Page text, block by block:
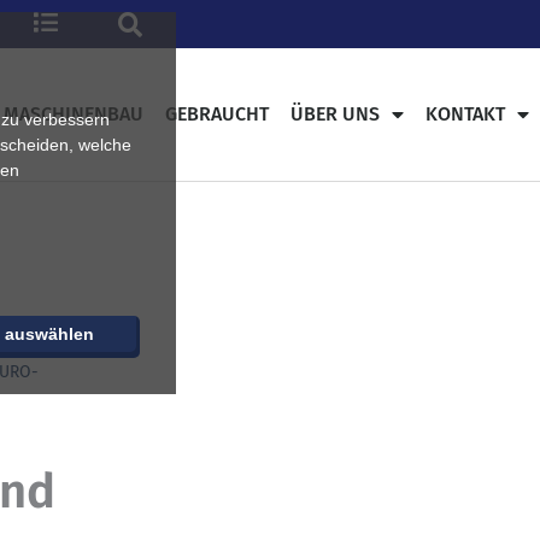
MASCHINENBAU GEBRAUCHT ÜBER UNS KONTAKT
verbessern
welche
auswählen